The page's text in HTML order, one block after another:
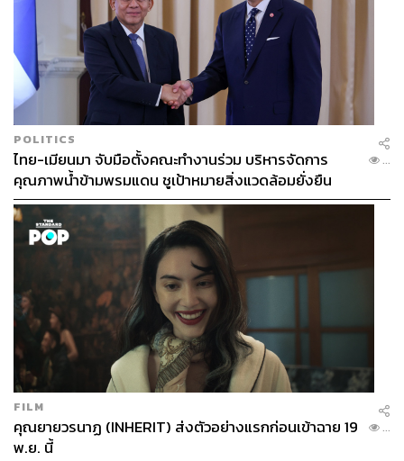
POLITICS
ไทย-เมียนมา จับมือตั้งคณะทำงานร่วม บริหารจัดการ
คุณภาพน้ำข้ามพรมแดน ชูเป้าหมายสิ่งแวดล้อมยั่งยืน
...
FILM
คุณยายวรนาฏ (INHERIT) ส่งตัวอย่างแรกก่อนเข้าฉาย 19
พ.ย. นี้
...